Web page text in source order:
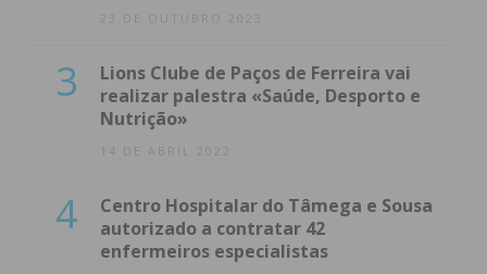
23 DE OUTUBRO 2023
3
Lions Clube de Paços de Ferreira vai
realizar palestra «Saúde, Desporto e
Nutrição»
14 DE ABRIL 2022
4
Centro Hospitalar do Tâmega e Sousa
autorizado a contratar 42
enfermeiros especialistas